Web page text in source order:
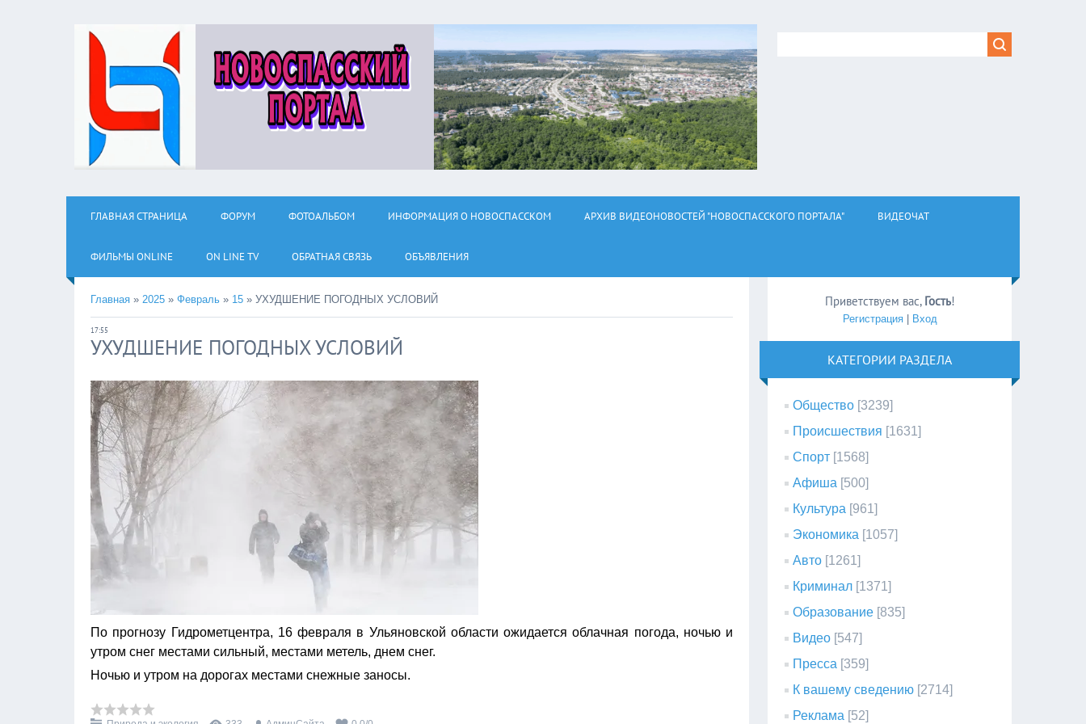
ГЛАВНАЯ СТРАНИЦА ФОРУМ ФОТОАЛЬБОМ ИНФОРМАЦИЯ О НОВОСПАССКОМ АРХИВ ВИДЕОНОВОСТЕЙ "НОВОСПАССКОГО ПОРТАЛА" ВИДЕОЧАТ
ФИЛЬМЫ ОNLINE ON LINE TV ОБРАТНАЯ СВЯЗЬ ОБЪЯВЛЕНИЯ
Главная » 2025 » Февраль » 15 » УХУДШЕНИЕ ПОГОДНЫХ УСЛОВИЙ
17:55
УХУДШЕНИЕ ПОГОДНЫХ УСЛОВИЙ
По прогнозу Гидрометцентра, 16 февраля в Ульяновской области ожидается облачная погода, ночью и
утром снег местами сильный, местами метель, днем снег.
Ночью и утром на дорогах местами снежные заносы.
Приветствуем вас, Гость!
Регистрация| Вход
КАТЕГОРИИ РАЗДЕЛА
Общество [3239]
Происшествия [1631]
Спорт [1568]
Афиша [500]
Культура [961]
Экономика [1057]
Авто [1261]
Криминал [1371]
Образование [835]
Видео [547]
Пресса [359]
К вашему сведению [2714]
Реклама [52]